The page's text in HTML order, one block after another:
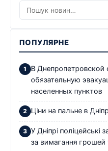
ПОПУЛЯРНЕ
В Днепропетровской
обязательную
населенных пунктов
Ціни на пальне в
У Дніпрі поліцейські
за вимагання грошей